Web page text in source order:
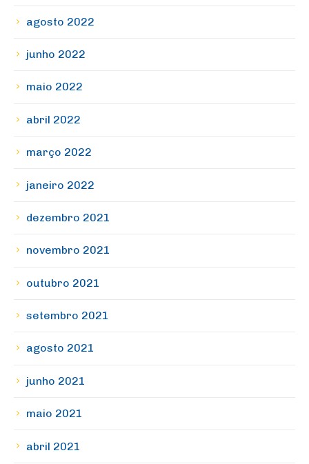
agosto 2022
junho 2022
maio 2022
abril 2022
março 2022
janeiro 2022
dezembro 2021
novembro 2021
outubro 2021
setembro 2021
agosto 2021
junho 2021
maio 2021
abril 2021